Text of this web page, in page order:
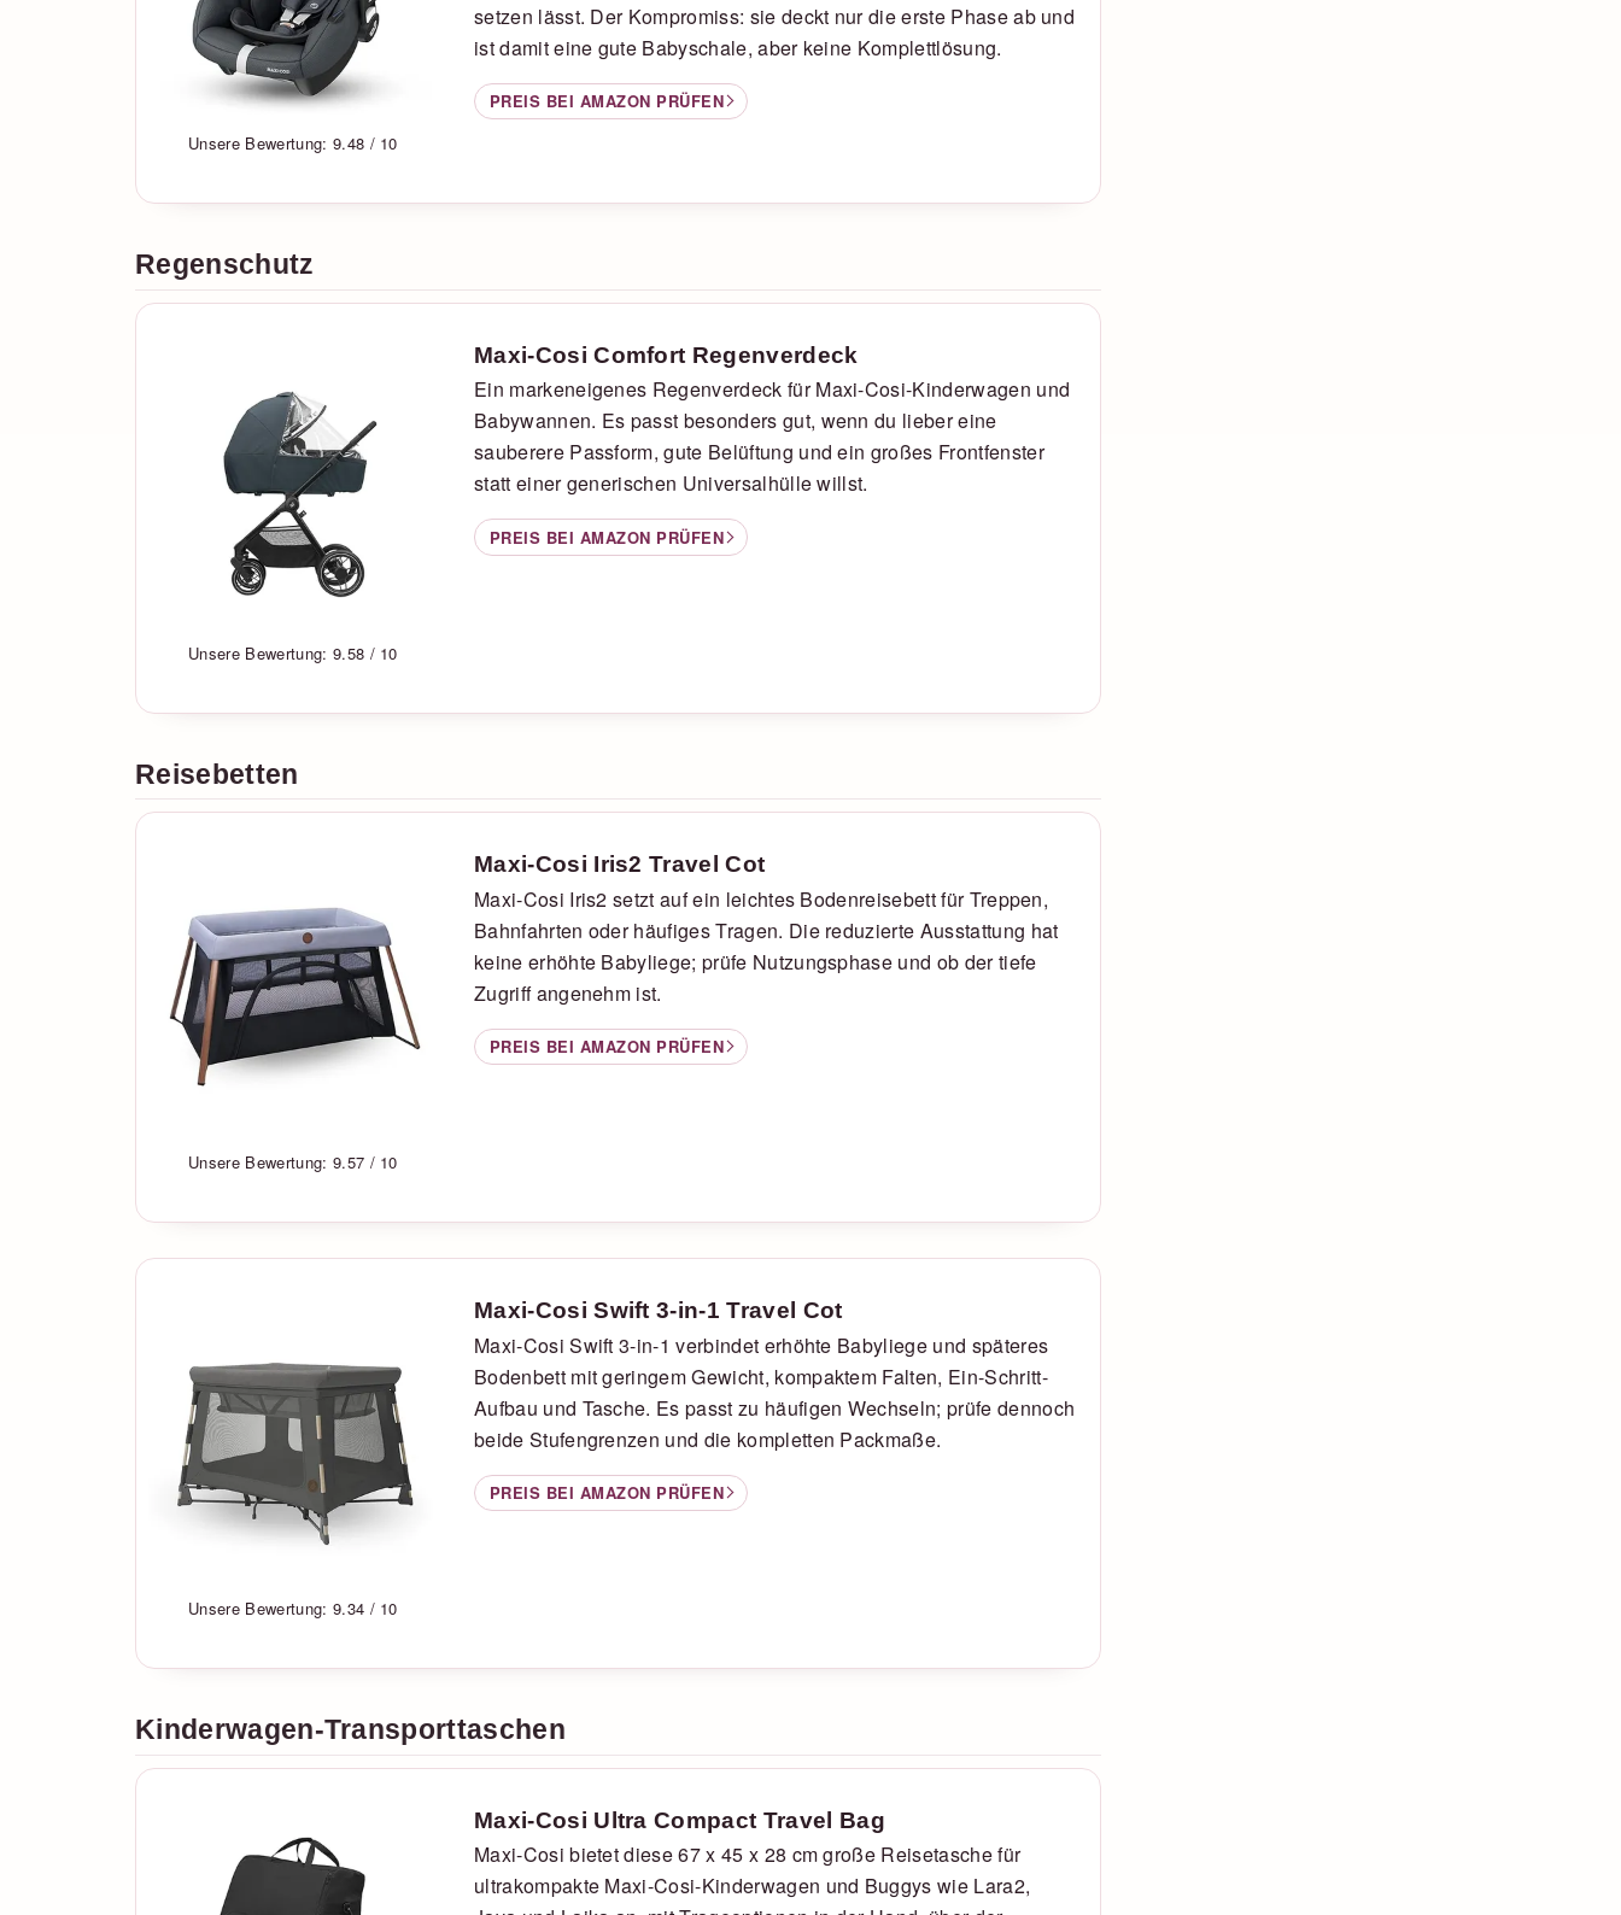
Unsere Bewertung: 9.48 / 10
setzen lässt. Der Kompromiss: sie deckt nur die erste Phase ab und
ist damit eine gute Babyschale, aber keine Komplettlösung.
PREIS BEI AMAZON PRÜFEN
Regenschutz
Unsere Bewertung: 9.58 / 10
Maxi-Cosi Comfort Regenverdeck
Ein markeneigenes Regenverdeck für Maxi-Cosi-Kinderwagen und
Babywannen. Es passt besonders gut, wenn du lieber eine
sauberere Passform, gute Belüftung und ein großes Frontfenster
statt einer generischen Universalhülle willst.
PREIS BEI AMAZON PRÜFEN
Reisebetten
Unsere Bewertung: 9.57 / 10
Maxi-Cosi Iris2 Travel Cot
Maxi-Cosi Iris2 setzt auf ein leichtes Bodenreisebett für Treppen,
Bahnfahrten oder häufiges Tragen. Die reduzierte Ausstattung hat
keine erhöhte Babyliege; prüfe Nutzungsphase und ob der tiefe
Zugriff angenehm ist.
PREIS BEI AMAZON PRÜFEN
Unsere Bewertung: 9.34 / 10
Maxi-Cosi Swift 3-in-1 Travel Cot
Maxi-Cosi Swift 3-in-1 verbindet erhöhte Babyliege und späteres
Bodenbett mit geringem Gewicht, kompaktem Falten, Ein-Schritt-
Aufbau und Tasche. Es passt zu häufigen Wechseln; prüfe dennoch
beide Stufengrenzen und die kompletten Packmaße.
PREIS BEI AMAZON PRÜFEN
Kinderwagen-Transporttaschen
Maxi-Cosi Ultra Compact Travel Bag
Maxi-Cosi bietet diese 67 x 45 x 28 cm große Reisetasche für
ultrakompakte Maxi-Cosi-Kinderwagen und Buggys wie Lara2,